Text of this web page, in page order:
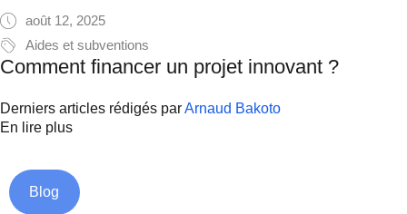
août 12, 2025
Aides et subventions
Comment financer un projet innovant ?
Derniers articles rédigés parArnaud Bakoto
En lire plus
Blog